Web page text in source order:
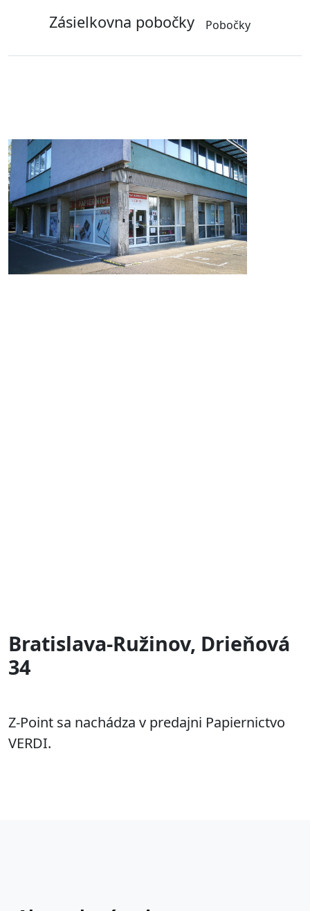
Zásielkovna pobočky Pobočky
Bratislava-Ružinov, Drieňová
34
Z-Point sa nachádza v predajni Papiernictvo
VERDI.